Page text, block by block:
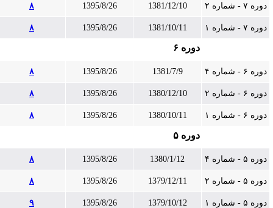
دوره ۷ - شماره ۲ 1381/12/10
1395/8/26
دوره ۷ - شماره ۱ 1381/10/11
1395/8/26
دوره ۶
دوره ۶ - شماره ۴ 1381/7/9
1395/8/26
دوره ۶ - شماره ۲ 1380/12/10
1395/8/26
دوره ۶ - شماره ۱ 1380/10/11
1395/8/26
دوره ۵
دوره ۵ - شماره ۴ 1380/1/12
1395/8/26
دوره ۵ - شماره ۲ 1379/12/11
1395/8/26
دوره ۵ - شماره ۱ 1379/10/12
1395/8/26